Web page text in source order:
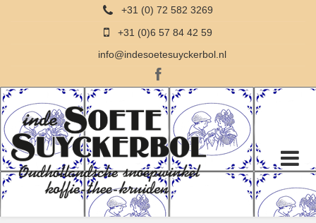
+31 (0) 72 582 3269
+31 (0)6 57 84 42 59
info@indesoetesuyckerbol.nl